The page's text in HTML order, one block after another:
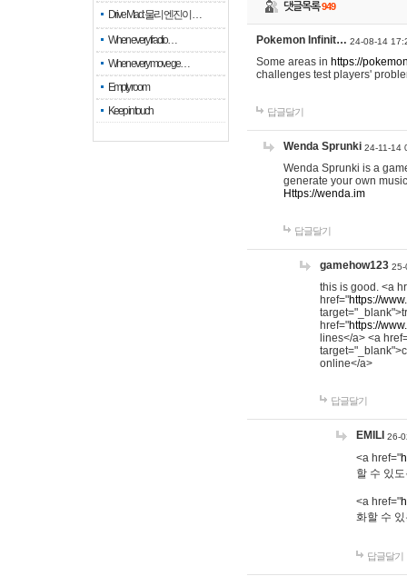
Drive Mad: 물리 엔진이 …
When every fractio…
When every move ge…
Empty room
Keep in touch
댓글목록949
Pokemon Infinit… 24-08-14
Some areas in https://
challenges test players'
답글달기
Wenda Sprunki 24-11-14
Wenda Sprunki is a
generate your own
Https://wenda.im
답글달기
gamehow123 25-
this is good. <a
href="https://
href="https://
lines</a> <a
online</a>
답글달기
EMILI 26-
<a href="
할 수 있
<a href="
화할 수
답글달기